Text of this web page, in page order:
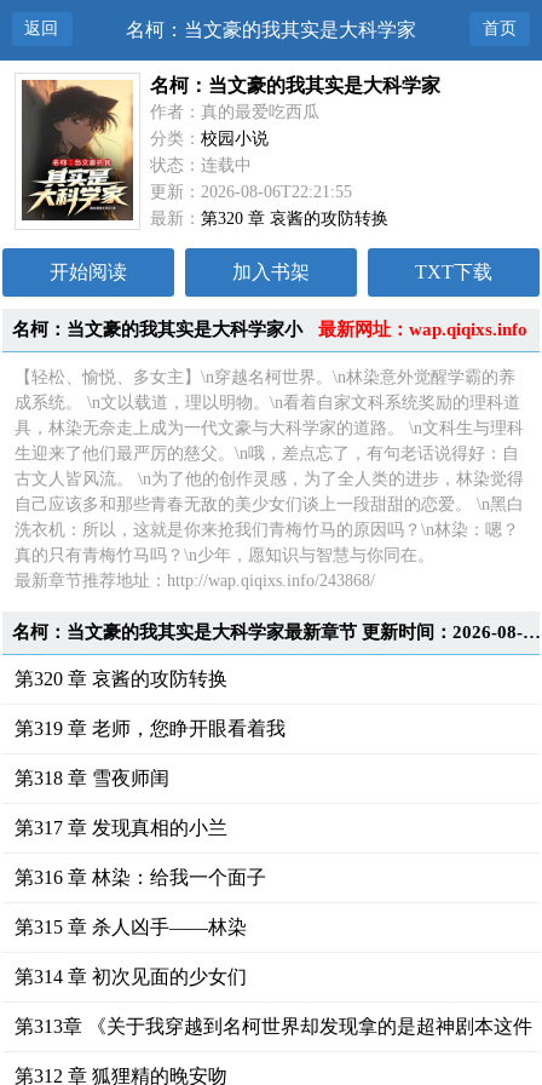
返回 名柯：当文豪的我其实是大科学家 首页
名柯：当文豪的我其实是大科学家
作者：真的最爱吃西瓜
分类：校园小说
状态：连载中
更新：2026-08-06T22:21:55
最新：第320 章 哀酱的攻防转换
开始阅读 加入书架 TXT下载
最新网址：wap.qiqixs.info
名柯：当文豪的我其实是大科学家小
说简介
【轻松、愉悦、多女主】\n穿越名柯世界。\n林染意外觉醒学霸的养
成系统。 \n文以载道，理以明物。\n看着自家文科系统奖励的理科道
具，林染无奈走上成为一代文豪与大科学家的道路。 \n文科生与理科
生迎来了他们最严厉的慈父。\n哦，差点忘了，有句老话说得好：自
古文人皆风流。 \n为了他的创作灵感，为了全人类的进步，林染觉得
自己应该多和那些青春无敌的美少女们谈上一段甜甜的恋爱。 \n黑白
洗衣机：所以，这就是你来抢我们青梅竹马的原因吗？\n林染：嗯？
真的只有青梅竹马吗？\n少年，愿知识与智慧与你同在。
最新章节推荐地址：http://wap.qiqixs.info/243868/
名柯：当文豪的我其实是大科学家最新章节 更新时间：2026-08-06T22:21:55
第320 章 哀酱的攻防转换
第319 章 老师，您睁开眼看着我
第318 章 雪夜师闺
第317 章 发现真相的小兰
第316 章 林染：给我一个面子
第315 章 杀人凶手——林染
第314 章 初次见面的少女们
第313章 《关于我穿越到名柯世界却发现拿的是超神剧本这件
事》
第312 章 狐狸精的晚安吻